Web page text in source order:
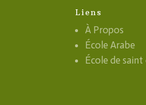
Liens
À Propos
École Arabe
École de saint